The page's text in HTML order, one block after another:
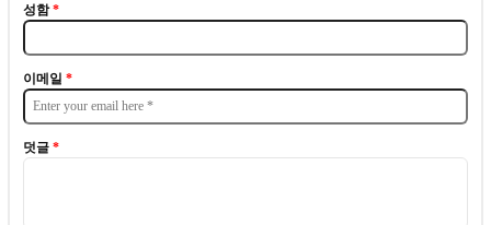
성함*
이메일 *
덧글 *